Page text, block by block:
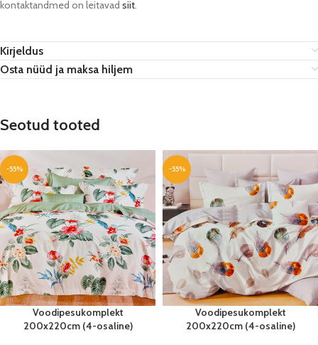
kontaktandmed on leitavad siit.
Kirjeldus
Osta nüüd ja maksa hiljem
Seotud tooted
-55%
Voodipesukomplekt
200x220cm (4-osaline)
-55%
Voodipesukomplekt
200x220cm (4-osaline)